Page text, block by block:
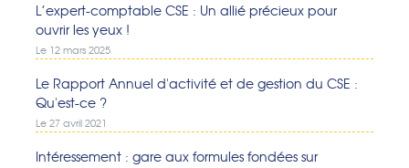
L’expert-comptable CSE : Un allié précieux pour
ouvrir les yeux !
Le 12 mars 2025
Le Rapport Annuel d'activité et de gestion du CSE :
Qu'est-ce ?
Le 27 avril 2021
Intéressement : gare aux formules fondées sur